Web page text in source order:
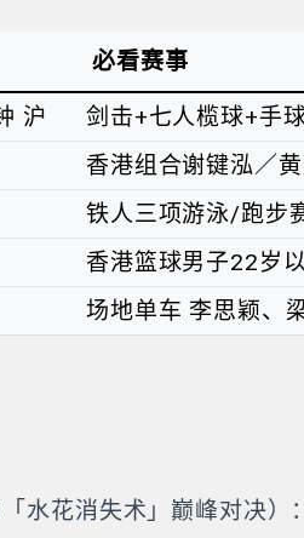
必看赛事
沪
剑击+七人榄球+手
香港组合谢键泓／黄
铁人三项游泳/跑步
香港篮球男子22岁
场地单车 李思颖、
水花消失术」巅峰对决）：